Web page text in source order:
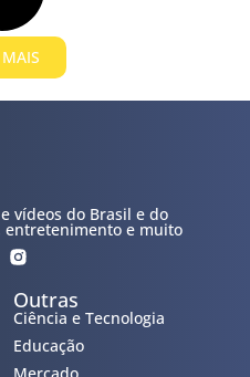
MAIS
vídeos do Brasil e do
entretenimento e muito
Outras
Ciência e Tecnologia
Educação